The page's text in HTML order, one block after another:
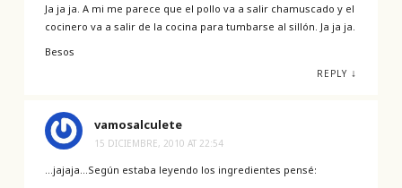
Ja ja ja. A mi me parece que el pollo va a salir chamuscado y el
cocinero va a salir de la cocina para tumbarse al sillón. Ja ja ja.
Besos
REPLY ↓
vamosalculete
15 DICIEMBRE, 2010 AT 22:54
…jajaja…Según estaba leyendo los ingredientes pensé: